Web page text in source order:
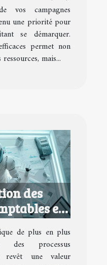
vos campagnes
une priorité pour
se démarquer.
permet non
mais...
des
et
petites
de plus en plus
des processus
revêt une valeur